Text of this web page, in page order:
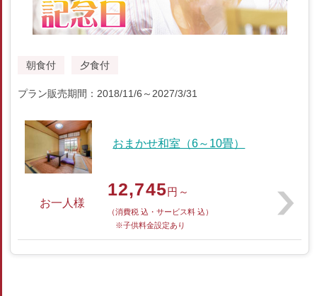
朝食付 夕食付
プラン販売期間：2018/11/6～2027/3/31
おまかせ和室（6～10畳）
お一人様
12,745円～
（消費税 込・サービス料 込）
※子供料金設定あり